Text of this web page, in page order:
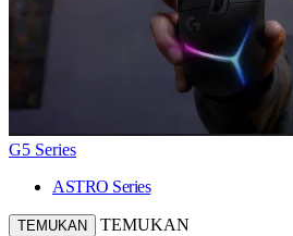
G5 Series
ASTRO Series
TEMUKAN TEMUKAN